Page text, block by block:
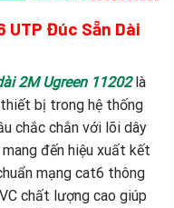
UTP Đúc Sẵn Dài
2M Ugreen 11202là
bị trong hệ thống
chắc chắn với lõi dây
đến hiệu xuất kết
mạng cat6 thông
chất lượng cao giúp